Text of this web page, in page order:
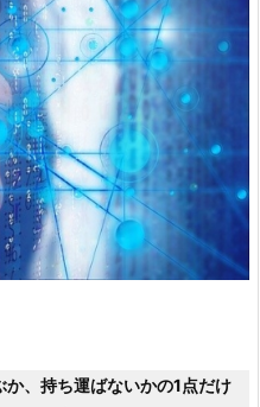
、持ち運ばないかの1点だけ